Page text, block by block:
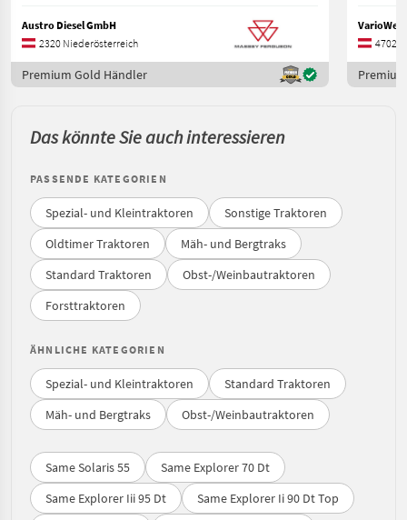
Austro Diesel GmbH
2320 Niederösterreich
Premium Gold Händler
VarioWelt
4702
Das könnte Sie auch interessieren
PASSENDE KATEGORIEN
Spezial- und Kleintraktoren
Sonstige Traktoren
Oldtimer Traktoren
Mäh- und Bergtraks
Standard Traktoren
Obst-/Weinbautraktoren
Forsttraktoren
ÄHNLICHE KATEGORIEN
Spezial- und Kleintraktoren
Standard Traktoren
Mäh- und Bergtraks
Obst-/Weinbautraktoren
Same Solaris 55
Same Explorer 70 Dt
Same Explorer Iii 95 Dt
Same Explorer Ii 90 Dt Top